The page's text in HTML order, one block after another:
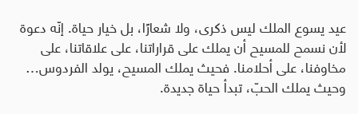
عيد يسوع الملك ليس ذكرى، ولا شعارًا، بل خيار حياة. إنّه دعوة
لأن نسمح للمسيح أن يملك على قراراتنا، على علاقاتنا، على
مخاوفنا، على أحلامنا. فحيث يملك المسيح، يولد الفردوس…
وحيث يملك الحبّ، تبدأ حياة جديدة.